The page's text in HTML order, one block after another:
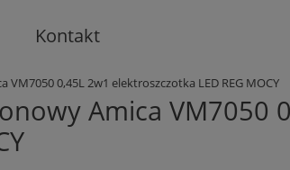
Kontakt
VM7050 0,45L 2w1 elektroszczotka LED REG MOCY
Amica VM7050